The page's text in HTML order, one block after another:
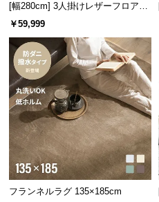
せ
ロ
企
業
情
報
[幅280cm] 3人掛けレザーフロアソ
ファ
￥59,999
フランネルラグ 135×185cm